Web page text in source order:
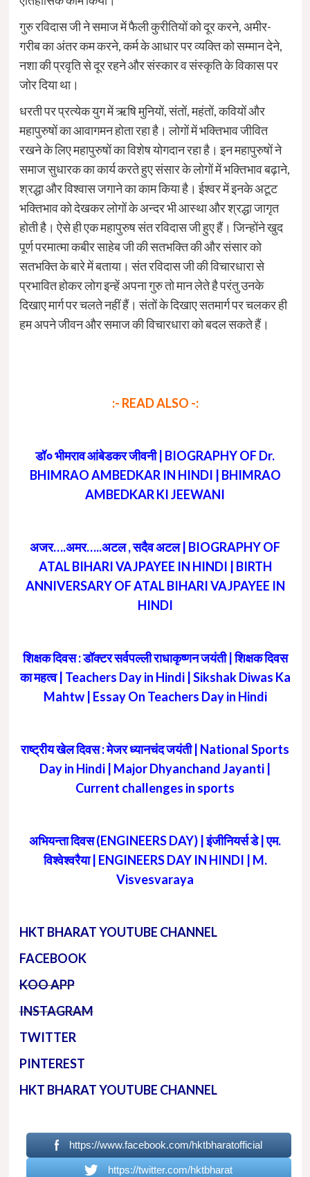
गुरु रविदास जी ने समाज में फैली कुरीतियों को दूर करने, अमीर-
गरीब का अंतर कम करने, कर्म के आधार पर व्यक्ति को सम्मान देने,
नशा की प्रवृति से दूर रहने और संस्कार व संस्कृति के विकास पर
जोर दिया था।
धरती पर प्रत्येक युग में ऋषि मुनियों, संतों, महंतों, कवियों और
महापुरुषों का आवागमन होता रहा है। लोगों में भक्तिभाव जीवित
रखने के लिए महापुरुषों का विशेष योगदान रहा है। इन महापुरुषों ने
समाज सुधारक का कार्य करते हुए संसार के लोगों में भक्तिभाव बढ़ाने,
श्रद्धा और विश्वास जगाने का काम किया है। ईश्वर में इनके अटूट
भक्तिभाव को देखकर लोगों के अन्दर भी आस्था और श्रद्धा जागृत
होती है। ऐसे ही एक महापुरुष संत रविदास जी हुए हैं। जिन्होंने खुद
पूर्ण परमात्मा कबीर साहेब जी की सतभक्ति की और संसार को
सतभक्ति के बारे में बताया। संत रविदास जी की विचारधारा से
प्रभावित होकर लोग इन्हें अपना गुरु तो मान लेते है परंतु उनके
दिखाए मार्ग पर चलते नहीं हैं। संतों के दिखाए सतमार्ग पर चलकर ही
हम अपने जीवन और समाज की विचारधारा को बदल सकते हैं।
:- READ ALSO -:
डॉ० भीमराव आंबेडकर जीवनी | BIOGRAPHY OF Dr.
BHIMRAO AMBEDKAR IN HINDI | BHIMRAO
AMBEDKAR KI JEEWANI
अजर….अमर…..अटल , सदैव अटल | BIOGRAPHY OF
ATAL BIHARI VAJPAYEE IN HINDI | BIRTH
ANNIVERSARY OF ATAL BIHARI VAJPAYEE IN
HINDI
शिक्षक दिवस : डॉक्टर सर्वपल्ली राधाकृष्णन जयंती | शिक्षक दिवस
का महत्व | Teachers Day in Hindi | Sikshak Diwas Ka
Mahtw | Essay On Teachers Day in Hindi
राष्ट्रीय खेल दिवस : मेजर ध्यानचंद जयंती | National Sports
Day in Hindi | Major Dhyanchand Jayanti |
Current challenges in sports
अभियन्ता दिवस (ENGINEERS DAY) | इंजीनियर्स डे | एम.
विश्वेश्वरैया | ENGINEERS DAY IN HINDI | M.
Visvesvaraya
HKT BHARAT YOUTUBE CHANNEL
FACEBOOK
KOO APP
INSTAGRAM
TWITTER
PINTEREST
HKT BHARAT YOUTUBE CHANNEL
https://www.facebook.com/hktbharatofficial
https://twitter.com/hktbharat